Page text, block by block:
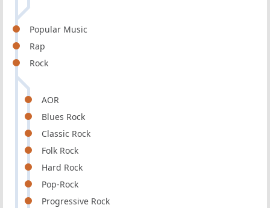
Popular Music
Rap
Rock
AOR
Blues Rock
Classic Rock
Folk Rock
Hard Rock
Pop-Rock
Progressive Rock